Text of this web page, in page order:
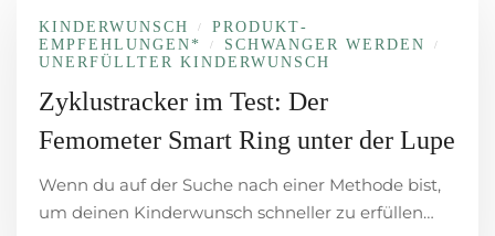
KINDERWUNSCH /
PRODUKT­
EMPFEHLUNGEN*
/ SCHWANGER WERDEN /
UNERFÜLLTER KINDERWUNSCH
Zyklustracker im Test: Der
Femometer Smart Ring unter der Lupe
Wenn du auf der Suche nach einer Methode bist,
um deinen Kinderwunsch schneller zu erfüllen…